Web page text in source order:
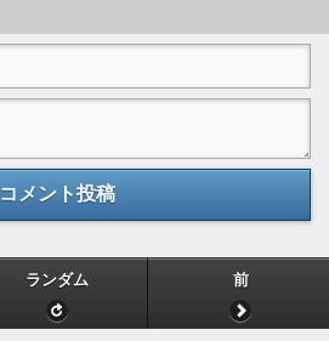
コメント投稿
ランダム 前